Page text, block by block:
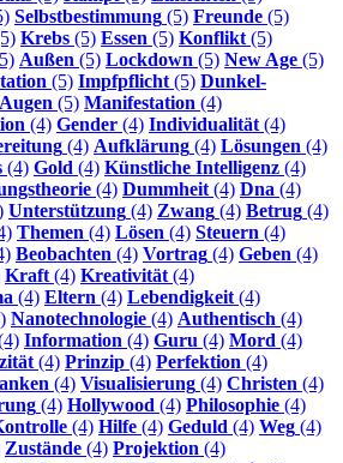
Selbstbestimmung (5) Freunde (5)
Krebs (5) Essen (5) Konflikt(5)
Außen (5) Lockdown (5) New Age (5)
(5) Impfpflicht(5) Dunkel-
Augen (5) Manifestation (4)
(4) Gender (4) Individualität(4)
(4) Aufklärung (4) Lösungen (4)
(4) Gold (4) Künstliche Intelligenz (4)
(4) Dummheit(4) Dna (4)
Unterstützung (4) Zwang (4) Betrug (4)
Themen (4) Lösen (4) Steuern (4)
Beobachten (4) Vortrag (4) Geben (4)
Kraft(4) Kreativität(4)
(4) Eltern (4) Lebendigkeit(4)
Nanotechnologie (4) Authentisch (4)
Information (4) Guru (4) Mord (4)
(4) Prinzip (4) Perfektion (4)
(4) Visualisierung (4) Christen (4)
(4) Hollywood (4) Philosophie (4)
(4) Hilfe (4) Geduld (4) Weg (4)
Zustände (4) Projektion (4)